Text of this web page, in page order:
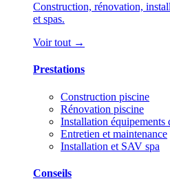
Construction, rénovation,
et spas.
Voir tout →
Prestations
Construction piscine
Rénovation piscine
Installation équipements
Entretien et maintenance
Installation et SAV spa
Conseils